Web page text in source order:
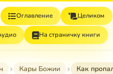
Оглавление Целиком
На страничку книги
Кары Божии Как